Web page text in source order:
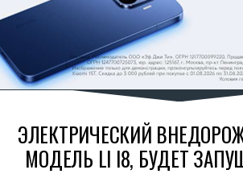
ЭЛЕКТРИЧЕСКИЙ
МОДЕЛЬ LI I8, БУДЕТ